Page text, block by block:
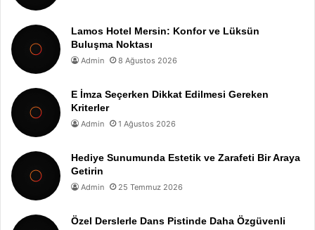
Lamos Hotel Mersin: Konfor ve Lüksün
Buluşma Noktası
Admin 8 Ağustos 2026
E İmza Seçerken Dikkat Edilmesi Gereken
Kriterler
Admin 1 Ağustos 2026
Hediye Sunumunda Estetik ve Zarafeti Bir Araya
Getirin
Admin 25 Temmuz 2026
Özel Derslerle Dans Pistinde Daha Özgüvenli